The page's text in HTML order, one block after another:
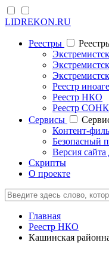
LIDREKON.RU
Реестры
Реестр
Реестр НКО
Реестр
Cервисы
Контент-
Безопасный
Версия
Скрипты
О проекте
Главная
Реестр НКО
Кашинская